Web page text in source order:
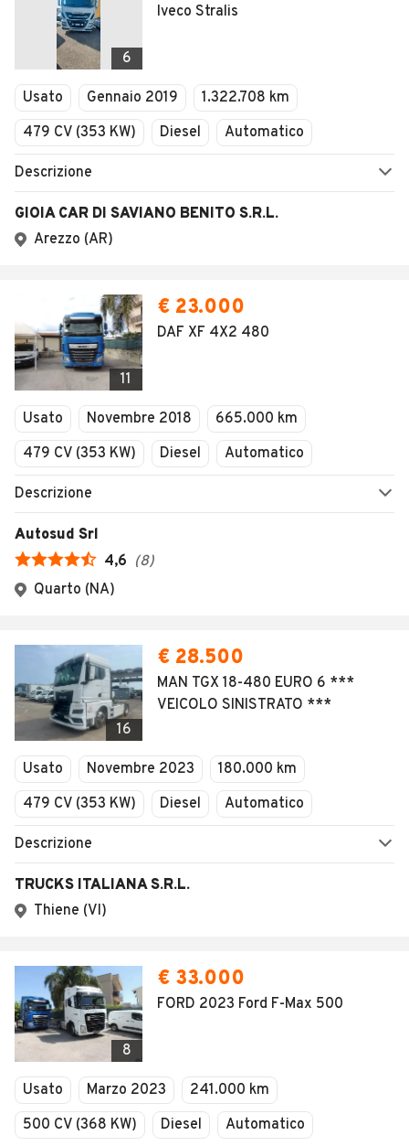
6
Iveco Stralis
Usato Gennaio 2019
1.322.708 km
479 CV (353 KW)
Diesel Automatico
Descrizione
GIOIA CAR DI SAVIANO BENITO S.R.L.
Arezzo (AR)
11
€ 23.000
DAF XF 4X2 480
Usato Novembre 2018
665.000 km
479 CV (353 KW)
Diesel Automatico
Descrizione
Autosud Srl
4,6 (8)
Quarto (NA)
16
€ 28.500
MAN TGX 18-480 EURO 6 ***
VEICOLO SINISTRATO ***
Usato Novembre 2023
180.000 km
479 CV (353 KW)
Diesel Automatico
Descrizione
TRUCKS ITALIANA S.R.L.
Thiene (VI)
8
€ 33.000
FORD 2023 Ford F-Max 500
Usato Marzo 2023
241.000 km
500 CV (368 KW)
Diesel Automatico